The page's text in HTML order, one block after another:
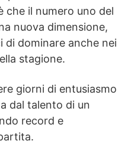
che il numero uno del
nuova dimensione,
di dominare anche nei
stagione.
giorni di entusiasmo
dal talento di un
record e